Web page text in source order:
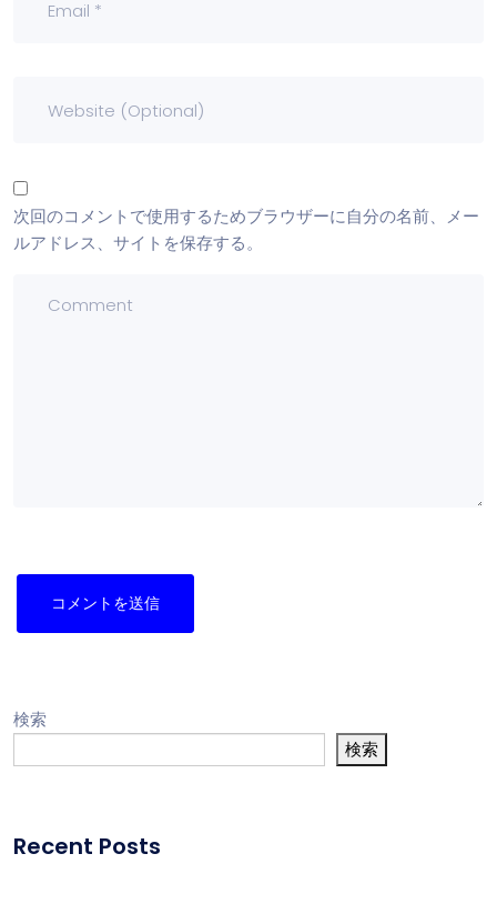
次回のコメントで使用するためブラウザーに自分の名前、メー
ルアドレス、サイトを保存する。
検索
検索
Recent Posts